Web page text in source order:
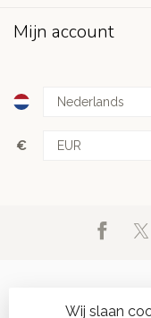
Mijn account
€
Wij slaan